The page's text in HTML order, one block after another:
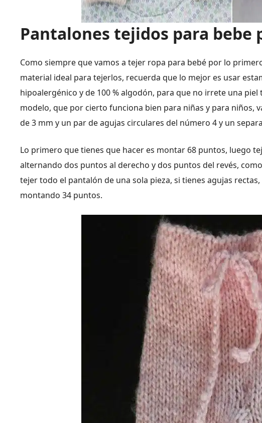
Pantalones tejidos para bebe
Como siempre que vamos a tejer ropa para bebé por lo
material ideal para tejerlos, recuerda que lo mejor es usar
hipoalergénico y de 100 % algodón, para que no irrete una
modelo, que por cierto funciona bien para niñas y para niños,
de 3 mm y un par de agujas circulares del número 4 y un
Lo primero que tienes que hacer es montar 68 puntos, luego
alternando dos puntos al derecho y dos puntos del revés,
tejer todo el pantalón de una sola pieza, si tienes agujas
montando 34 puntos.